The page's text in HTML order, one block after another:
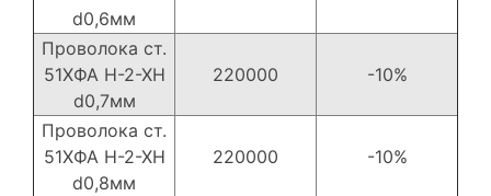
d0,6мм
Проволока ст.
51ХФА Н-2-ХН
d0,7мм
220000 -10%
Проволока ст.
51ХФА Н-2-ХН
d0,8мм
220000 -10%